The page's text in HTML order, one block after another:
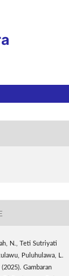
N., Teti Sutriyati
Puluhulawa, L.
Gambaran